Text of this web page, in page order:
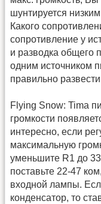
шунтируется
Какого
сопротивление у
и разводка общего
одним источником
правильно
Flying Snow: Tima
громкости
интересно, если
максимальную
уменьшите R1 до
поставьте 22-47
входной лампы.
конденсатор, то